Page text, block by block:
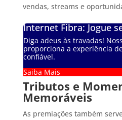
vendas, streams e
Internet Fibra: Jogue
Diga adeus às travadas!
proporciona a experiência
confiável.
Saiba Mais
Tributos e
Memoráveis
As premiações também